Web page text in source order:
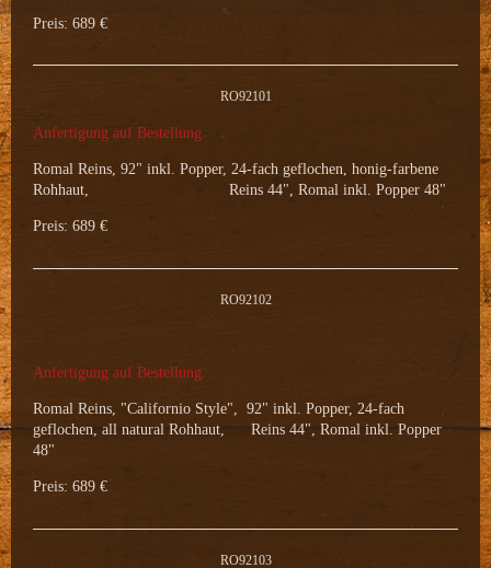
Preis: 689 €
RO92101
Anfertigung auf Bestellung.
Romal Reins, 92" inkl. Popper, 24-fach geflochen, honig-farbene
Rohhaut, Reins 44", Romal inkl. Popper 48"
Preis: 689 €
RO92102
Anfertigung auf Bestellung.
Romal Reins, "Californio Style", 92" inkl. Popper, 24-fach
geflochen, all natural Rohhaut, Reins 44", Romal inkl. Popper
48"
Preis: 689 €
RO92103